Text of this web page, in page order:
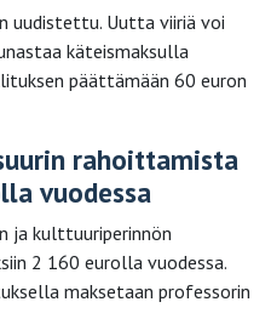
uudistettu. Uutta viiriä voi
käteismaksulla
päättämään 60 euron
rahoittamista
vuodessa
ja kulttuuriperinnön
2 160 eurolla vuodessa.
maksetaan professorin